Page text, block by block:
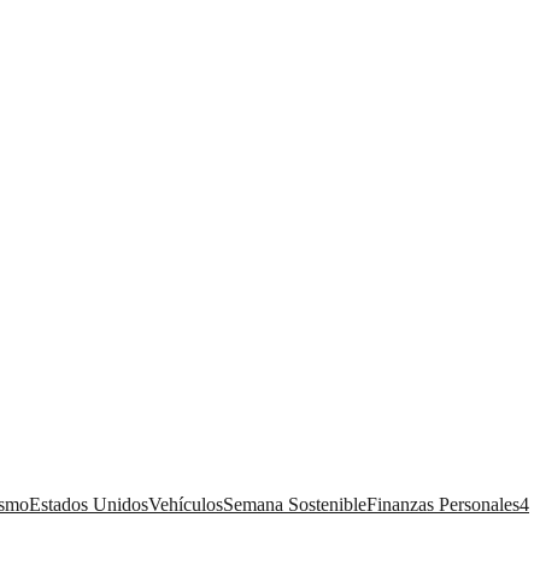
Estados UnidosVehículosSemana SostenibleFinanzas Personales4